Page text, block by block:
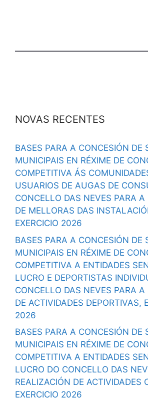
NOVAS RECENTES
BASES PARA A CONCESIÓN DE
MUNICIPAIS EN RÉXIME DE
COMPETITIVA ÁS
USUARIOS DE AUGAS DE
CONCELLO DAS NEVES PARA A
DE MELLORAS DAS
EXERCICIO 2026
BASES PARA A CONCESIÓN DE
MUNICIPAIS EN RÉXIME DE
COMPETITIVA A ENTIDADES
LUCRO E DEPORTISTAS
CONCELLO DAS NEVES PARA A
DE ACTIVIDADES DEPORTIVAS,
2026
BASES PARA A CONCESIÓN DE
MUNICIPAIS EN RÉXIME DE
COMPETITIVA A ENTIDADES
LUCRO DO CONCELLO DAS
REALIZACIÓN DE ACTIVIDADES
EXERCICIO 2026